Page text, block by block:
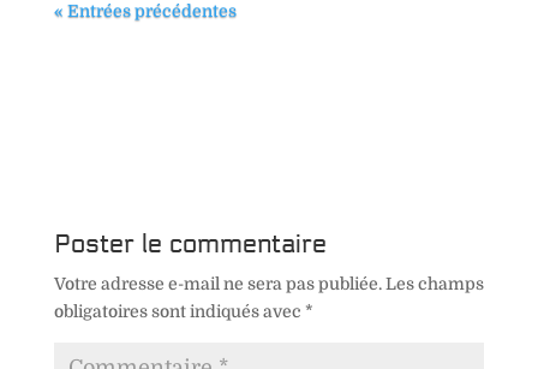
« Entrées précédentes
Poster le commentaire
Votre adresse e-mail ne sera pas publiée. Les champs
obligatoires sont indiqués avec *